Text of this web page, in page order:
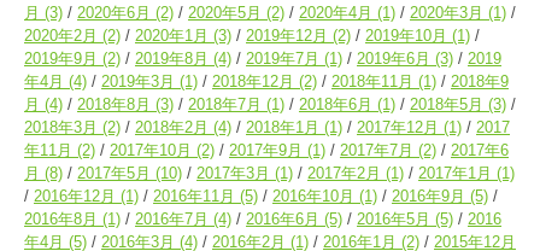
月 (3) 2020年6月 (2) 2020年5月 (2) 2020年4月 (1) 2020年3月 (1)
2020年2月 (2) 2020年1月 (3) 2019年12月 (2) 2019年10月 (1)
2019年9月 (2) 2019年8月 (4) 2019年7月 (1) 2019年6月 (3)
2019
年4月 (4) 2019年3月 (1) 2018年12月 (2) 2018年11月 (1)
2018年9
月 (4) 2018年8月 (3) 2018年7月 (1) 2018年6月 (1) 2018年5月 (3)
2018年3月 (2) 2018年2月 (4) 2018年1月 (1) 2017年12月 (1)
2017
年11月 (2) 2017年10月 (2) 2017年9月 (1) 2017年7月 (2)
2017年6
月 (8) 2017年5月 (10) 2017年3月 (1) 2017年2月 (1) 2017年1月 (1)
2016年12月 (1) 2016年11月 (5) 2016年10月 (1) 2016年9月 (5)
2016年8月 (1) 2016年7月 (4) 2016年6月 (5) 2016年5月 (5)
2016
年4月 (5) 2016年3月 (4) 2016年2月 (1) 2016年1月 (2)
2015年12月